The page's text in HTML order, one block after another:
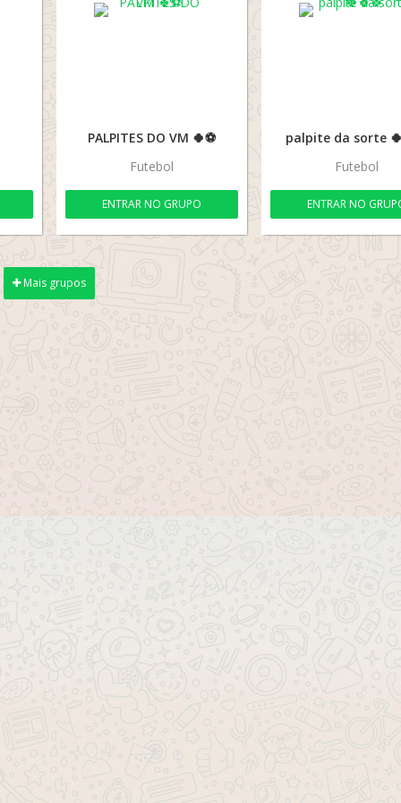
PALPITES DO VM 🍀⚽
Futebol
ENTRAR NO GRUPO
palpite da sorte
Futebol
ENTRAR NO
Mais grupos